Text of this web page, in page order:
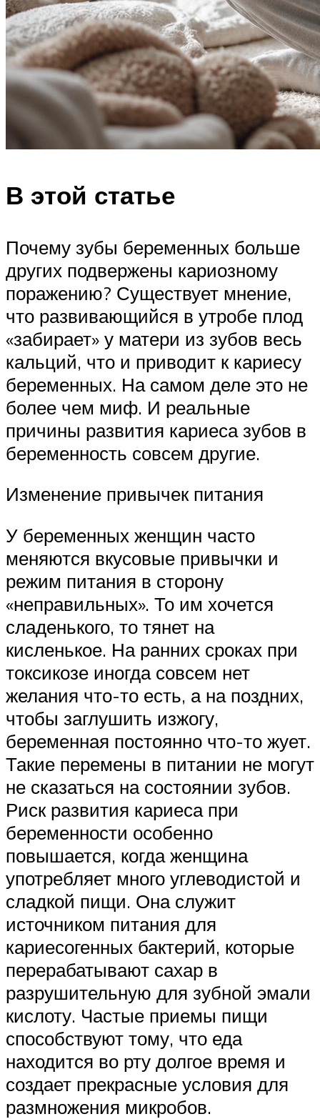
В этой статье
Почему зубы беременных больше
других подвержены кариозному
поражению? Существует мнение,
что развивающийся в утробе плод
«забирает» у матери из зубов весь
кальций, что и приводит к кариесу
беременных. На самом деле это не
более чем миф. И реальные
причины развития кариеса зубов в
беременность совсем другие.
Изменение привычек питания
У беременных женщин часто
меняются вкусовые привычки и
режим питания в сторону
«неправильных». То им хочется
сладенького, то тянет на
кисленькое. На ранних сроках при
токсикозе иногда совсем нет
желания что-то есть, а на поздних,
чтобы заглушить изжогу,
беременная постоянно что-то жует.
Такие перемены в питании не могут
не сказаться на состоянии зубов.
Риск развития кариеса при
беременности особенно
повышается, когда женщина
употребляет много углеводистой и
сладкой пищи. Она служит
источником питания для
кариесогенных бактерий, которые
перерабатывают сахар в
разрушительную для зубной эмали
кислоту. Частые приемы пищи
способствуют тому, что еда
находится во рту долгое время и
создает прекрасные условия для
размножения микробов.